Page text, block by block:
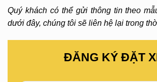
Quý khách có thể gửi thông tin theo
dưới đây, chúng tôi sẽ liên hệ lại trong
ĐĂNG KÝ ĐẶT